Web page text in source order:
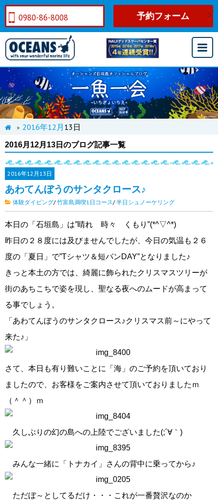
0980-86-8008 予約フォーム
> 2016年12月 13日
2016月12月13日のブログ記事一覧
2016年12月13日
あわてんぼうのサンタクロース♪
体験ダイビング/ 竹富島満喫1日コース/ 半日シュノーケリング
本日の「石垣島」は”晴れ 時々 くもり”(*^▽^*)
昨日の２８度には及びませんでしたが、今日の気温も２６
度の「夏日」で”Tシャツ＆短パンDAY”となりました♪
きっと本土の方では、綺麗に飾られたクリスマスツリーが
街のあちこちで姿を現し、聖なる夜へのムードが高まって
る事でしょう。
「あわてんぼうのサンタクロース♪クリスマス前～にやって
来た♪」
さて、本日も有り難いことに「海」のご予約を頂いており
ましたので、お客様をご案内させて頂いておりましたｍ
（＾＾）ｍ
久しぶりの幻の島への上陸でございました(;´∀｀)
みんな一緒に「トナカイ」さんの背中に乗ってから♪
ただぼ～としてるだけ・・・これが一番贅沢なのか